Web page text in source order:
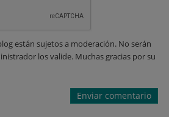
están sujetos a moderación. No serán
los valide. Muchas gracias por su